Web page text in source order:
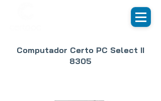
Computador Certo PC Select II
8305